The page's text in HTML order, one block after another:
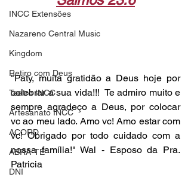
INCC Extensões
Nazareno Central Music
Kingdom
Retiro com Deus
Teatro INCC
Artesanato INCC
ACORD
ABRA-TE
DNI
"Paty, muita gratidão a Deus hoje por
celebrar a sua vida!!!  Te admiro muito e
sempre agradeço a Deus, por colocar
vc ao meu lado. Amo vc! Amo estar com
vc! Obrigado por todo cuidado com a
nossa família!" Wal - Esposo da Pra.
Patricia